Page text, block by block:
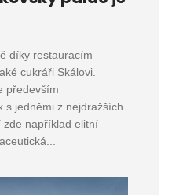
díky restauracím
cukráři Skálovi.
především
s jedněmi z nejdražších
zde například elitní